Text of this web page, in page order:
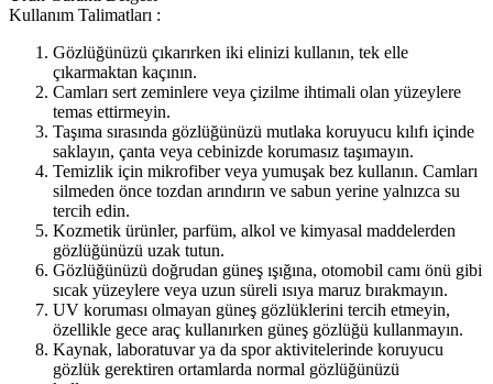
Kullanım Talimatları :
Gözlüğünüzü çıkarırken iki elinizi kullanın, tek elle
çıkarmaktan kaçının.
Camları sert zeminlere veya çizilme ihtimali olan yüzeylere
temas ettirmeyin.
Taşıma sırasında gözlüğünüzü mutlaka koruyucu kılıfı içinde
saklayın, çanta veya cebinizde korumasız taşımayın.
Temizlik için mikrofiber veya yumuşak bez kullanın. Camları
silmeden önce tozdan arındırın ve sabun yerine yalnızca su
tercih edin.
Kozmetik ürünler, parfüm, alkol ve kimyasal maddelerden
gözlüğünüzü uzak tutun.
Gözlüğünüzü doğrudan güneş ışığına, otomobil camı önü gibi
sıcak yüzeylere veya uzun süreli ısıya maruz bırakmayın.
UV koruması olmayan güneş gözlüklerini tercih etmeyin,
özellikle gece araç kullanırken güneş gözlüğü kullanmayın.
Kaynak, laboratuvar ya da spor aktivitelerinde koruyucu
gözlük gerektiren ortamlarda normal gözlüğünüzü